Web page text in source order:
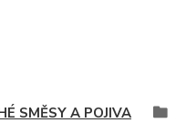
SMĚSY A POJIVA